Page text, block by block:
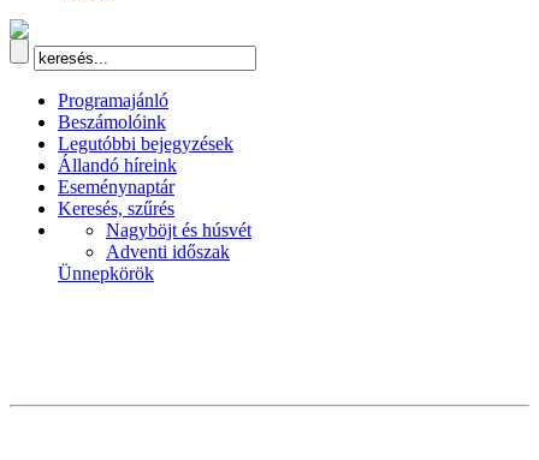
Programajánló
Beszámolóink
Legutóbbi bejegyzések
Állandó híreink
Eseménynaptár
Keresés, szűrés
Nagyböjt és húsvét
Adventi időszak
Ünnepkörök